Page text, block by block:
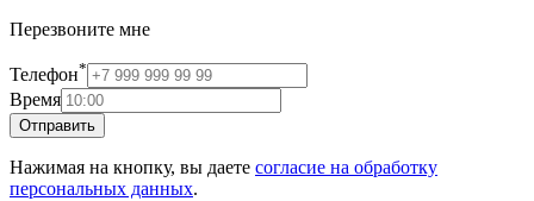
Перезвоните мне
Телефон*
Время
Отправить
Нажимая на кнопку, вы даете согласие на обработку
персональных данных.